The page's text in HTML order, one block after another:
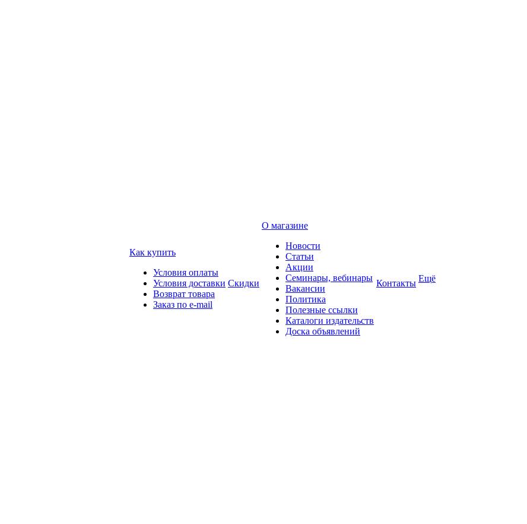
Как купить
Условия оплаты
Условия доставки
Возврат товара
Заказ по e-mail
Скидки
О магазине
Новости
Статьи
Акции
Семинары, вебинары
Вакансии
Политика
Полезные ссылки
Каталоги издательств
Доска объявлений
Контакты Ещё